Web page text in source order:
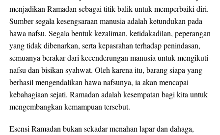
menjadikan Ramadan sebagai titik balik untuk memperbaiki diri.
Sumber segala kesengsaraan manusia adalah ketundukan pada
hawa nafsu. Segala bentuk kezaliman, ketidakadilan, peperangan
yang tidak dibenarkan, serta kepasrahan terhadap penindasan,
semuanya berakar dari kecenderungan manusia untuk mengikuti
nafsu dan bisikan syahwat. Oleh karena itu, barang siapa yang
berhasil mengendalikan hawa nafsunya, ia akan mencapai
kebahagiaan sejati. Ramadan adalah kesempatan bagi kita untuk
mengembangkan kemampuan tersebut.
Esensi Ramadan bukan sekadar menahan lapar dan dahaga,